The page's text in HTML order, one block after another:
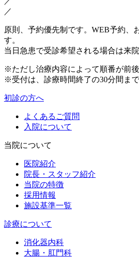
／
原則、予約優先制です。WEB予約、
す。
当日急患で受診希望される場合は来
※ただし治療内容によって順番が前
※受付は、診療時間終了の30分間まで
初診の方へ
よくあるご質問
入院について
当院について
医院紹介
院長・スタッフ紹介
当院の特徴
採用情報
施設基準一覧
診療について
消化器内科
大腸・肛門科